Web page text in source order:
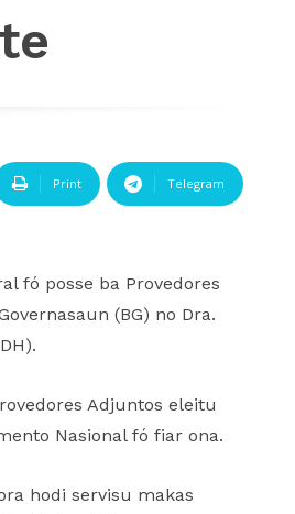
Print Telegram
fó posse ba Provedores
(BG) no Dra.
Adjuntos eleitu
Nasional fó fiar ona.
hodi servisu makas